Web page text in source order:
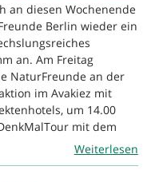
an diesen Wochenende
Berlin wieder ein
an. Am Freitag
NaturFreunde an der
im Avakiez mit
um 14.00
mit dem
Weiterlesen